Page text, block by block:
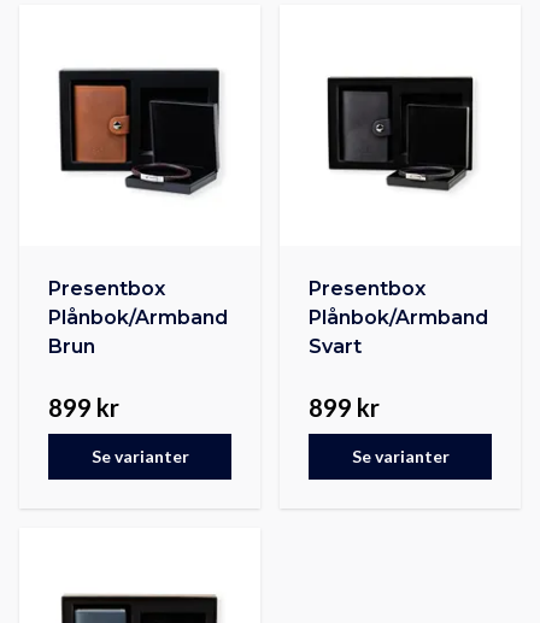
Presentbox
Plånbok/Armband
Brun
899 kr
Se varianter
Presentbox
Plånbok/Armband
Svart
899 kr
Se varianter